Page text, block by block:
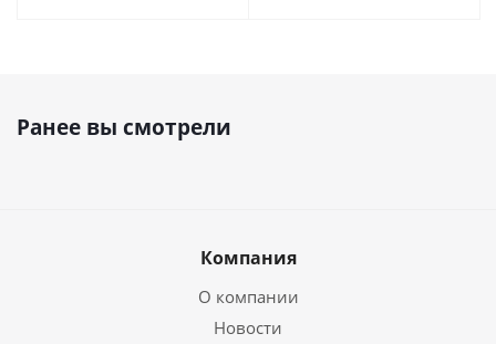
Ранее вы смотрели
Компания
О компании
Новости